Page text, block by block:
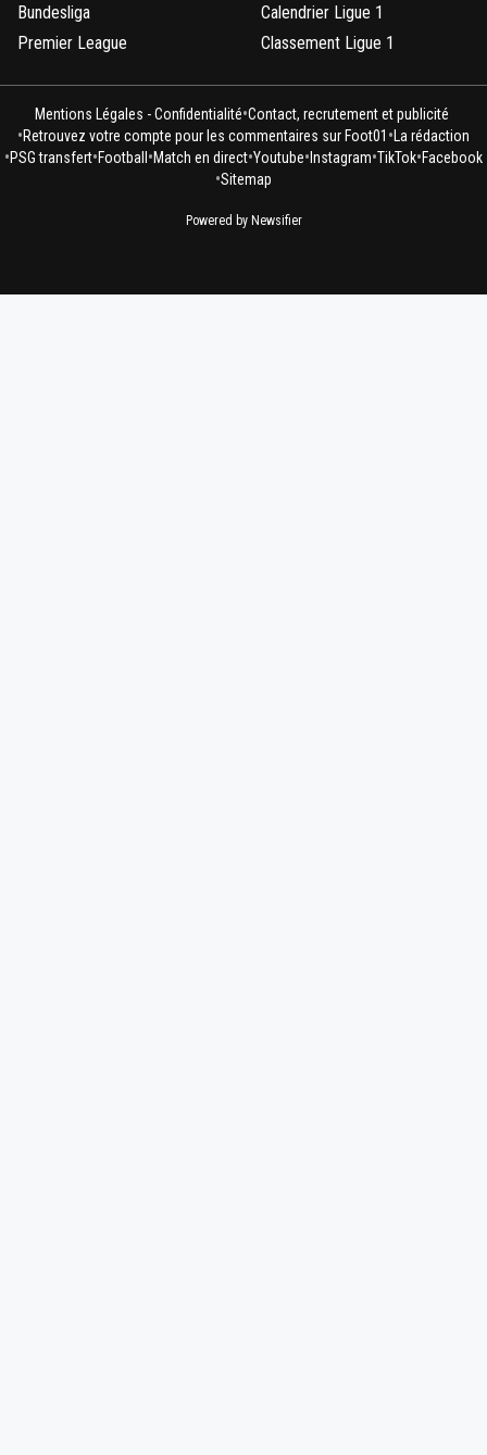
Bundesliga
Premier League
Calendrier Ligue 1
Classement Ligue 1
Mentions Légales - Confidentialité•Contact, recrutement et publicité
•Retrouvez votre compte pour les commentaires sur Foot01 • La rédaction
•PSG transfert•Football •Match en direct•Youtube• Instagram•TikTok•Facebook
•Sitemap
Powered by Newsifier